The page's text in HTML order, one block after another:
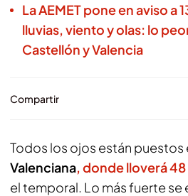
La AEMET pone en aviso a
lluvias, viento y olas: lo
Castellón y Valencia
Compartir
Todos los ojos están puestos
Valenciana, donde lloverá
el temporal. Lo más fuerte se